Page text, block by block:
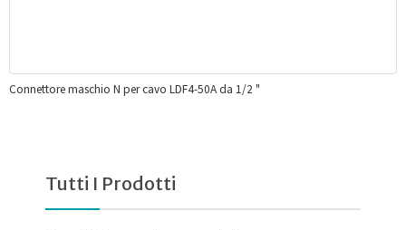
Connettore maschio N per cavo LDF4-50A da 1/2 "
Tutti I Prodotti